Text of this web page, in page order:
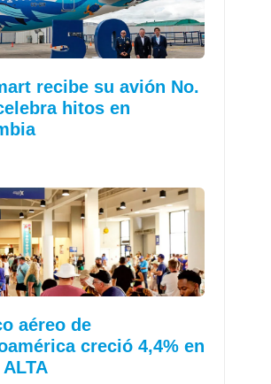
recibe su avión No.
hitos en
aéreo de
creció 4,4% en